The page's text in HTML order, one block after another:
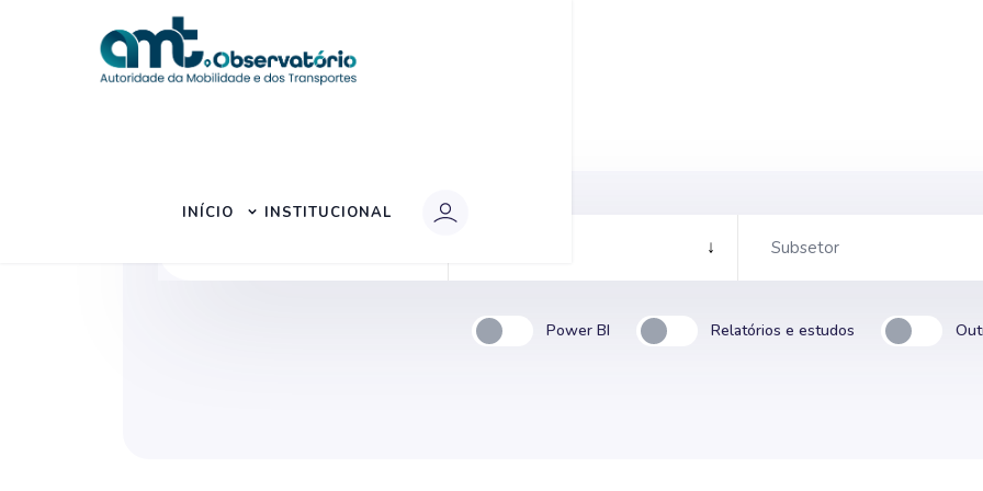
INÍCIO INSTITUCIONAL
Power BI Relatórios e estudos